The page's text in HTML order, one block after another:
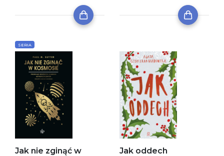
SERIA
Jak nie zginąć w
Jak oddech